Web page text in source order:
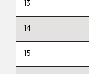
13
14
15